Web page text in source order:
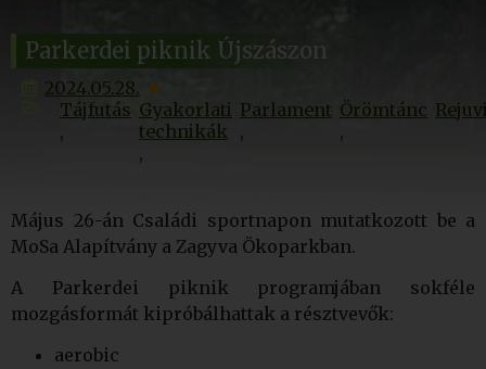
Parkerdei piknik Újszászon
2024.05.28.
Tájfutás Gyakorlati
technikák
Parlament Örömtánc
Május 26-án Családi sportnapon mutatkozott be a
MoSa Alapítvány a Zagyva Ökoparkban.
A Parkerdei piknik programjában sokféle
mozgásformát kipróbálhattak a résztvevők:
aerobic